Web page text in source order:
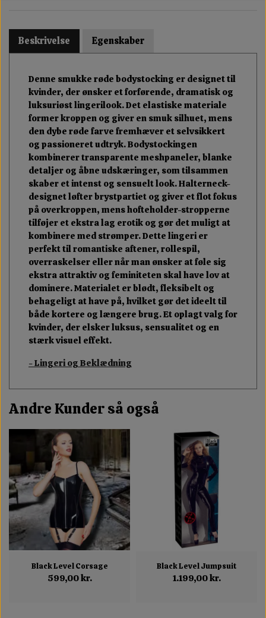
Beskrivelse Egenskaber
Denne smukke røde bodystocking er designet til
kvinder, der ønsker et forførende, dramatisk og
luksuriøst lingerilook. Det elastiske materiale
former kroppen og giver en smuk silhuet, mens
den dybe røde farve fremhæver et selvsikkert
og passioneret udtryk. Bodystockingen
kombinerer transparente meshpaneler, blanke
detaljer og åbne udskæringer, som tilsammen
skaber et intenst og sensuelt look. Halterneck-
designet løfter brystpartiet og giver et flot fokus
på overkroppen, mens hofteholder-stropperne
tilføjer et ekstra lag erotik og gør det muligt at
kombinere med strømper. Dette lingeri er
perfekt til romantiske aftener, rollespil,
overraskelser eller når man ønsker at føle sig
ekstra attraktiv og feminiteten skal have lov at
dominere. Materialet er blødt, fleksibelt og
behageligt at have på, hvilket gør det ideelt til
både kortere og længere brug. Et oplagt valg for
kvinder, der elsker luksus, sensualitet og en
stærk visuel effekt.
- Lingeri og Beklædning
Andre Kunder så også
Black Level Corsage
599,00 kr.
Black Level Jumpsuit
1.199,00 kr.